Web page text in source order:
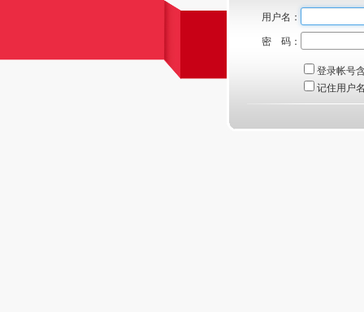
用户名：
密 码：
登录帐号
记住用户